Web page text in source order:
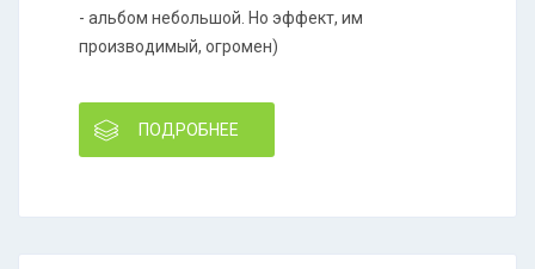
- альбом небольшой. Но эффект, им
производимый, огромен)
ПОДРОБНЕЕ